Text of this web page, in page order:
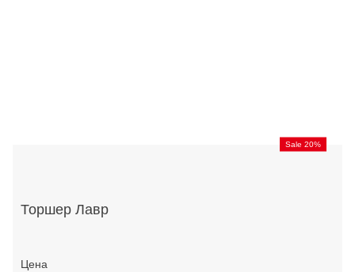
Sale 20%
Торшер Лавр